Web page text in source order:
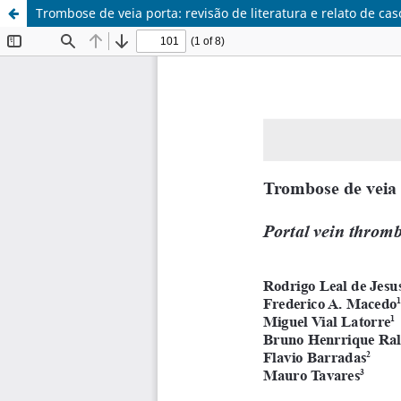
Trombose de veia porta: revisão de literatura e relato de